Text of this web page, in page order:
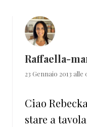
Raffaella-
23 Gennaio 2013 alle
Ciao
stare a